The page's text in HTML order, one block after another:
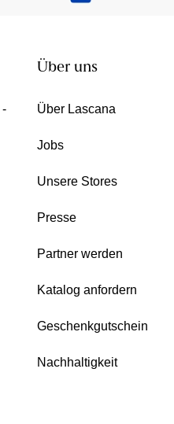
Über uns
Über Lascana
Jobs
Unsere Stores
Presse
Partner werden
Katalog anfordern
Geschenkgutschein
Nachhaltigkeit